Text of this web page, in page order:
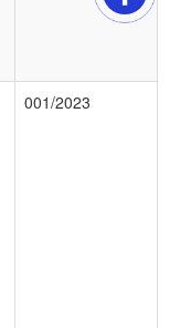
001/2023